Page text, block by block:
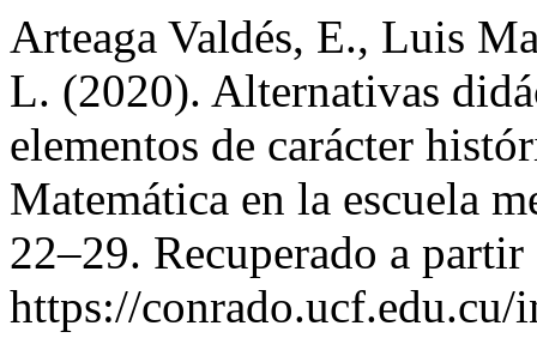
Arteaga Valdés, E., Luis
L. (2020). Alternativas
elementos de carácter
Matemática en la escuela
22–29. Recuperado a partir
https://